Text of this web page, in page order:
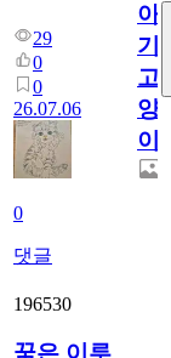
29
0
0
26.07.06
0
댓글
아
기
고
양
이
196530
꿈은 이루